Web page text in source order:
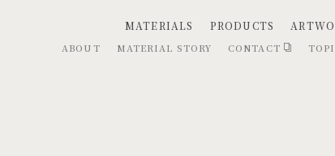
MATERIALS PRODUCTS
ABOUT MATERIAL STORY CONTACT